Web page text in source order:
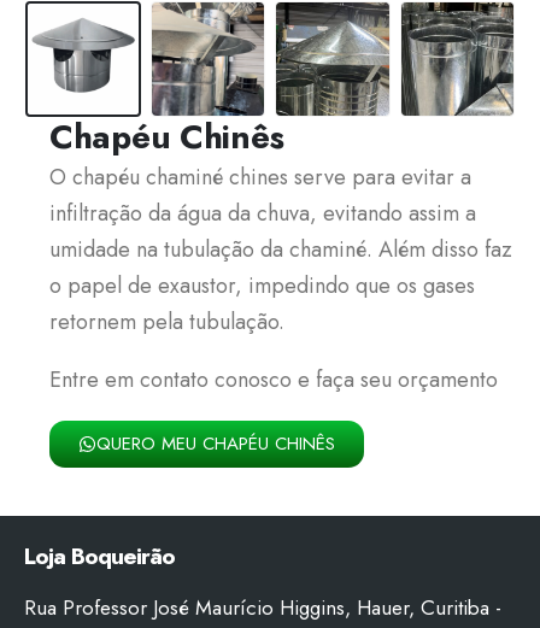
Chapéu Chinês
O chapéu chaminé chines serve para evitar a
infiltração da água da chuva, evitando assim a
umidade na tubulação da chaminé. Além disso faz
o papel de exaustor, impedindo que os gases
retornem pela tubulação.
Entre em contato conosco e faça seu orçamento
QUERO MEU CHAPÉU CHINÊS
Loja Boqueirão
Rua Professor José Maurício Higgins, Hauer, Curitiba -